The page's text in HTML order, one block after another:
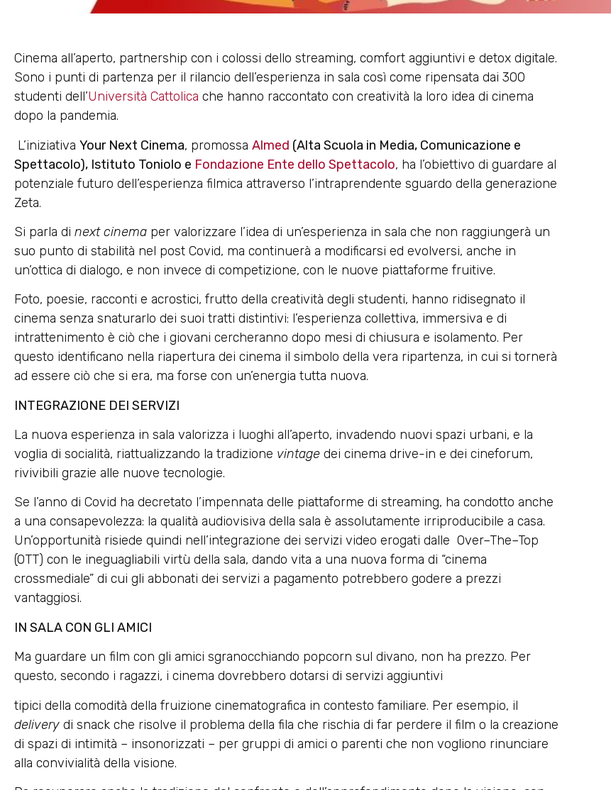
Cinema all’aperto, partnership con i colossi dello streaming, comfort aggiuntivi e detox digitale.
Sono i punti di partenza per il rilancio dell’esperienza in sala così come ripensata dai 300
studenti dell’Università Cattolica che hanno raccontato con creatività la loro idea di cinema
dopo la pandemia.
L’iniziativa Your Next Cinema, promossa Almed (Alta Scuola in Media, Comunicazione e
Spettacolo), Istituto Toniolo e Fondazione Ente dello Spettacolo, ha l’obiettivo di guardare al
potenziale futuro dell’esperienza filmica attraverso l’intraprendente sguardo della generazione
Zeta.
Si parla di next cinema per valorizzare l’idea di un’esperienza in sala che non raggiungerà un
suo punto di stabilità nel post Covid, ma continuerà a modificarsi ed evolversi, anche in
un’ottica di dialogo, e non invece di competizione, con le nuove piattaforme fruitive.
Foto, poesie, racconti e acrostici, frutto della creatività degli studenti, hanno ridisegnato il
cinema senza snaturarlo dei suoi tratti distintivi: l’esperienza collettiva, immersiva e di
intrattenimento è ciò che i giovani cercheranno dopo mesi di chiusura e isolamento. Per
questo identificano nella riapertura dei cinema il simbolo della vera ripartenza, in cui si tornerà
ad essere ciò che si era, ma forse con un’energia tutta nuova.
INTEGRAZIONE DEI SERVIZI
La nuova esperienza in sala valorizza i luoghi all’aperto, invadendo nuovi spazi urbani, e la
voglia di socialità, riattualizzando la tradizione vintage dei cinema drive-in e dei cineforum,
rivivibili grazie alle nuove tecnologie.
Se l’anno di Covid ha decretato l’impennata delle piattaforme di streaming, ha condotto anche
a una consapevolezza: la qualità audiovisiva della sala è assolutamente irriproducibile a casa.
Un’opportunità risiede quindi nell’integrazione dei servizi video erogati dalle Over–The–Top
(OTT) con le ineguagliabili virtù della sala, dando vita a una nuova forma di “cinema
crossmediale” di cui gli abbonati dei servizi a pagamento potrebbero godere a prezzi
vantaggiosi.
IN SALA CON GLI AMICI
Ma guardare un film con gli amici sgranocchiando popcorn sul divano, non ha prezzo. Per
questo, secondo i ragazzi, i cinema dovrebbero dotarsi di servizi aggiuntivi
tipici della comodità della fruizione cinematografica in contesto familiare. Per esempio, il
delivery di snack che risolve il problema della fila che rischia di far perdere il film o la creazione
di spazi di intimità – insonorizzati – per gruppi di amici o parenti che non vogliono rinunciare
alla convivialità della visione.